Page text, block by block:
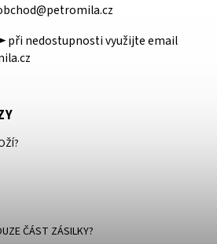
@petromila.cz
při nedostupnosti využijte email
ČÁST ZÁSILKY?